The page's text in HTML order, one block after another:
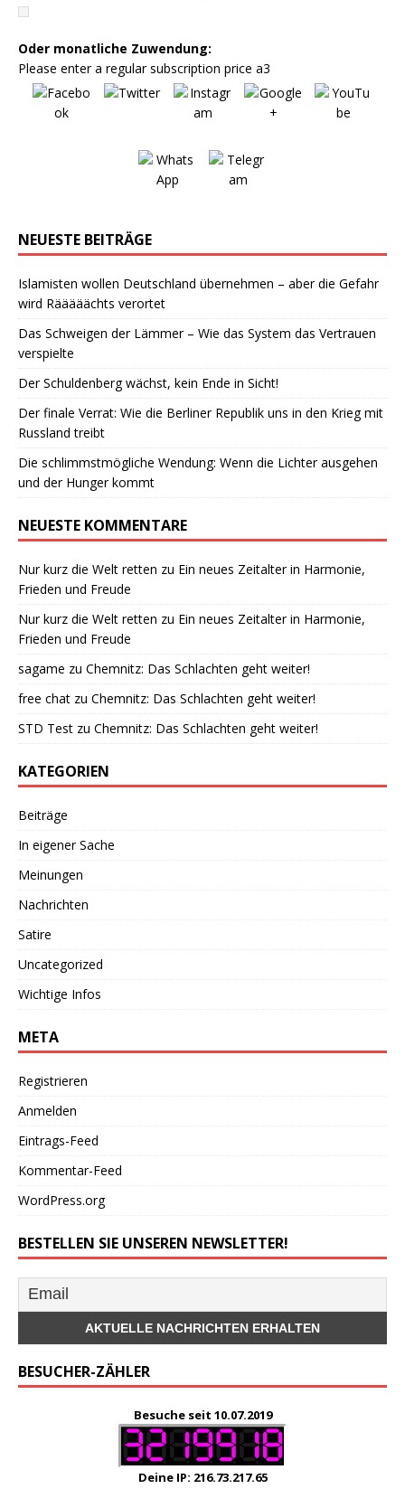
Oder monatliche Zuwendung:
Please enter a regular subscription price a3
NEUESTE BEITRÄGE
Islamisten wollen Deutschland übernehmen – aber die Gefahr
wird Rääääächts verortet
Das Schweigen der Lämmer – Wie das System das Vertrauen
verspielte
Der Schuldenberg wächst, kein Ende in Sicht!
Der finale Verrat: Wie die Berliner Republik uns in den Krieg mit
Russland treibt
Die schlimmstmögliche Wendung: Wenn die Lichter ausgehen
und der Hunger kommt
NEUESTE KOMMENTARE
Nur kurz die Welt retten zu Ein neues Zeitalter in Harmonie,
Frieden und Freude
Nur kurz die Welt retten zu Ein neues Zeitalter in Harmonie,
Frieden und Freude
sagame zu Chemnitz: Das Schlachten geht weiter!
free chat zu Chemnitz: Das Schlachten geht weiter!
STD Test zu Chemnitz: Das Schlachten geht weiter!
KATEGORIEN
Beiträge
In eigener Sache
Meinungen
Nachrichten
Satire
Uncategorized
Wichtige Infos
META
Registrieren
Anmelden
Eintrags-Feed
Kommentar-Feed
WordPress.org
BESTELLEN SIE UNSEREN NEWSLETTER!
BESUCHER-ZÄHLER
Besuche seit 10.07.2019
Deine IP: 216.73.217.65